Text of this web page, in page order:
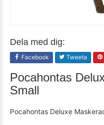
Dela med dig:
Facebook Tweeta
Pocahontas
Small
Pocahontas Deluxe